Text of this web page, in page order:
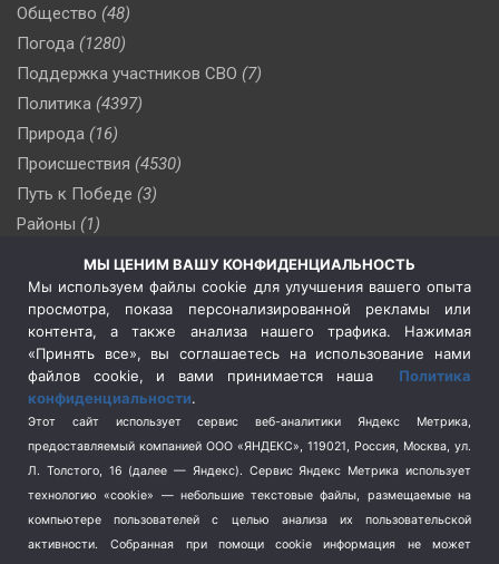
Общество (48)
Погода (1280)
Поддержка участников СВО (7)
Политика (4397)
Природа (16)
Происшествия (4530)
Путь к Победе (3)
Районы (1)
(510)
Сельское хозяйство (3)
Социальная политика
(3)
Спецоперация в Украине
Спецоперация на Украине
(404)
Спорт (740)
Терроризм (1)
Транспорт (262)
Туризм (178)
Флот (76)
МЫ ЦЕНИМ ВАШУ КОНФИДЕНЦИАЛЬНОСТЬ
Мы используем файлы cookie для улучшения вашего опыта
просмотра, показа персонализированной рекламы или
контента, а также анализа нашего трафика. Нажимая
«Принять все», вы соглашаетесь на использование нами
файлов cookie, и вами принимается наша Политика
конфиденциальности.
Этот сайт использует сервис веб-аналитики Яндекс Метрика,
предоставляемый компанией ООО «ЯНДЕКС», 119021, Россия, Москва, ул.
Л. Толстого, 16 (далее — Яндекс). Сервис Яндекс Метрика использует
технологию «cookie» — небольшие текстовые файлы, размещаемые на
компьютере пользователей с целью анализа их пользовательской
активности.
Собранная при помощи cookie информация не может